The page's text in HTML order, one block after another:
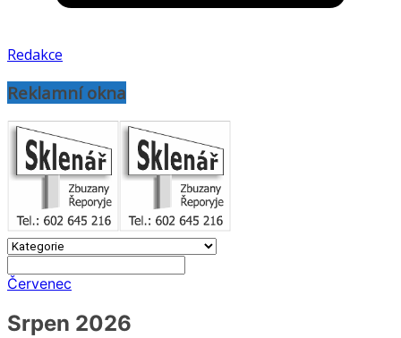
Redakce
Reklamní okna
Červenec
Srpen 2026